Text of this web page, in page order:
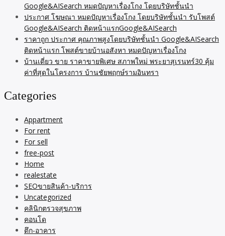
Google&AISearch หมดปัญหาเรื่องโกง โดยบริษัทชั้นนำ
ประกาศ โฆษณา หมดปัญหาเรื่องโกง โดยบริษัทชั้นนำ รับโพสต์
Google&AISearch ติดหน้าแรกGoogle&AISearch
ราคาถูก ประกาศ คุณภาพสูงโดยบริษัทชั้นนำ Google&AISearch
ติดหน้าแรก โพสต์ขายบ้านอสังหา หมดปัญหาเรื่องโกง
บ้านเดี่ยว ขาย ราคาขายพิเศษ สภาพใหม่ พระยาสุเรนทร์30 คุ้ม
ค่าที่สุดในโครงการ บ้านชัยพฤกษ์รามอินทรา
Categories
Appartment
For rent
For sell
free-post
Home
realestate
SEOขายสินค้า-บริการ
Uncategorized
คลินิกตรวจสุขภาพ
คอนโด
ตึก-อาคาร